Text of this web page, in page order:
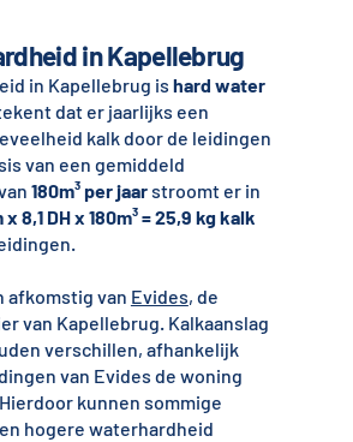
in Kapellebrug
in Kapellebrug is hard water
dat er jaarlijks een
kalk door de leidingen
van een gemiddeld
180m³ per jaarstroomt er in
x 8,1 DH x 180m³ = 25,9 kg kalk
afkomstig van Evides, de
van Kapellebrug. Kalkaanslag
verschillen, afhankelijk
van Evides de woning
kunnen sommige
hogere waterhardheid